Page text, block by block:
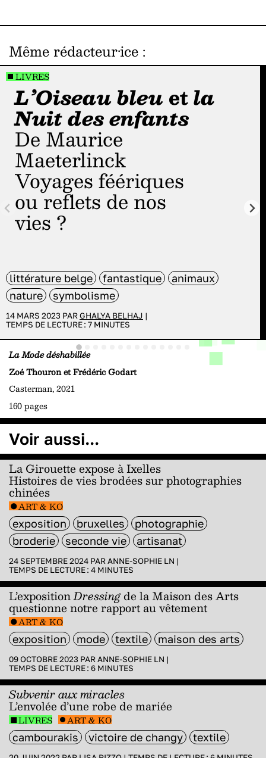
Même rédacteur·ice :
LIVRES
L’Oiseau bleuetla
Nuit des enfants
de Maurice
Maeterlinck
Voyages féériques
ou reflets de nos
vies ?
littérature belge fantastique
animaux
nature
symbolisme
14 MARS 2023 PARGHALYA BELHAJ |
TEMPS DE LECTURE : 7 MINUTES
La Mode déshabillée
Zoé Thouron et Frédéric Godart
Casterman, 2021
160 pages
Voir aussi...
La Girouette expose à Ixelles
Histoires de vies brodées sur photographies
chinées
ART & KO
exposition bruxelles
photographie
broderie
seconde vie artisanat
24 SEPTEMBRE 2024 PARANNE-SOPHIE LN |
TEMPS DE LECTURE : 4 MINUTES
L’expositionDressingde la Maison des Arts
questionne notre rapport au vêtement
ART & KO
exposition mode textile maison des arts
09 OCTOBRE 2023 PARANNE-SOPHIE LN |
TEMPS DE LECTURE : 6 MINUTES
Subvenir aux miracles
L’envolée d’une robe de mariée
LIVRES ART & KO
cambourakis victoire de changy textile